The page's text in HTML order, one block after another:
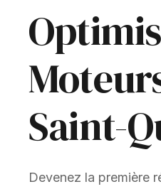
Saint-
Devenez la première